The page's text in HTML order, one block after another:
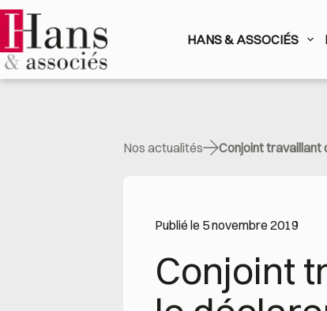
contenu
HANS & ASSOCIÉS
Nos actualités Conjoint travaillant
Publié le 5 novembre 2019
Conjoint